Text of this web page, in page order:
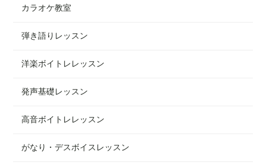
カラオケ教室
弾き語りレッスン
洋楽ボイトレレッスン
発声基礎レッスン
高音ボイトレレッスン
がなり・デスボイスレッスン